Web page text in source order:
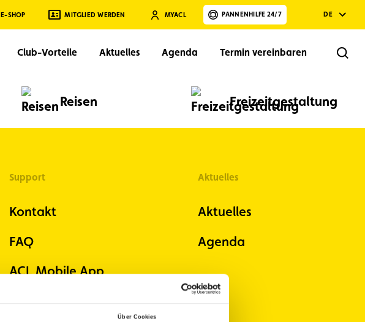
Über Cookies
E-SHOP MITGLIED WERDEN MYACL PANNENHILFE 24/7 DE
Club-Vorteile Aktuelles Agenda Termin vereinbaren
Reisen Freizeitgestaltung
Support
Kontakt
FAQ
ACL Mobile App
Ressourcen und
Aktuelles
Aktuelles
Agenda